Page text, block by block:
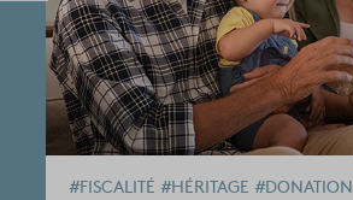
#FISCALITÉ #HÉRITAGE #DONATION